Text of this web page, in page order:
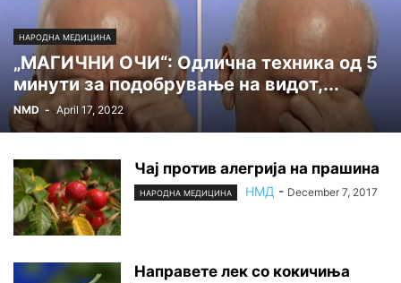
НАРОДНА МЕДИЦИНА
„МАГИЧНИ ОЧИ“: Одлична техника од 5
минути за подобрување на видот,...
NMD - April 17, 2022
Чај против алегрија на прашина
НАРОДНА МЕДИЦИНА НМД - December 7, 2017
Направете лек со кокичиња